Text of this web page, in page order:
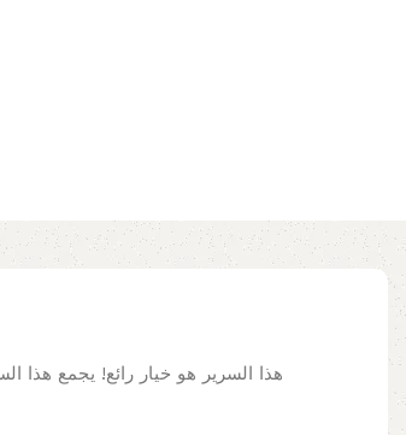
هذا السرير هو خيار رائع! يجمع هذا